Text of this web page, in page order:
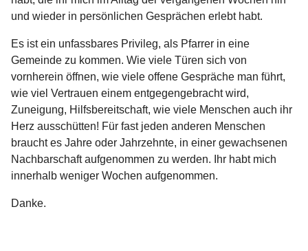
und wieder in persönlichen Gesprächen erlebt habt.
Es ist ein unfassbares Privileg, als Pfarrer in eine
Gemeinde zu kommen. Wie viele Türen sich von
vornherein öffnen, wie viele offene Gespräche man führt,
wie viel Vertrauen einem entgegengebracht wird,
Zuneigung, Hilfsbereitschaft, wie viele Menschen auch ihr
Herz ausschütten! Für fast jeden anderen Menschen
braucht es Jahre oder Jahrzehnte, in einer gewachsenen
Nachbarschaft aufgenommen zu werden. Ihr habt mich
innerhalb weniger Wochen aufgenommen.
Danke.